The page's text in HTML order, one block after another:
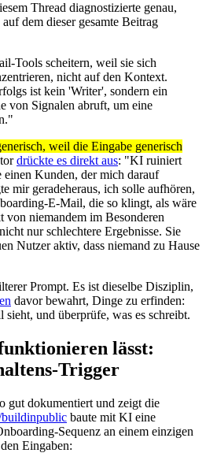
Thread diagnostizierte genau,
dem dieser gesamte Beitrag
Tools scheitern, weil sie sich
nicht auf den Kontext.
ist kein 'Writer', sondern ein
von Signalen abruft, um eine
weil die Eingabe generisch
drückte es direkt aus: "KI ruiniert
Kunden, der mich darauf
mir geradeheraus, ich solle aufhören,
E-Mail, die so klingt, als wäre
von niemandem im Besonderen
nur schlechtere Ergebnisse. Sie
Nutzer aktiv, dass niemand zu Hause
Prompt. Es ist dieselbe Disziplin,
davor bewahrt, Dinge zu erfinden:
und überprüfe, was es schreibt.
lässt:
Trigger
gut dokumentiert und zeigt die
baute mit KI eine
Sequenz an einem einzigen
Eingaben: